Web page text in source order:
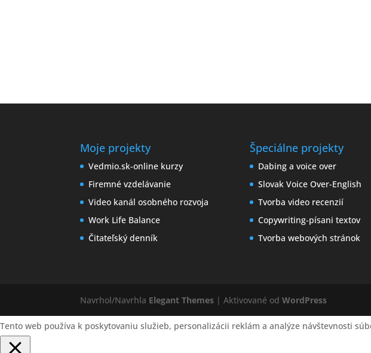
Moje projekty
Vedmio.sk-online kurzy
Firemné vzdelávanie
Video kanál osobného rozvoja
Work Life Balance
Čitateľský denník
Špeciálne projekty
Dabing a voice over
Slovak Voice Over-English
Tvorba video recenzií
Copywriting-písani textov
Tvorba webových stránok
Navrhol/Navrhla Elegant Themes | Aktivované odWordPress
Tento web používa k poskytovaniu služieb, personalizácii reklám a analýze návštevnosti